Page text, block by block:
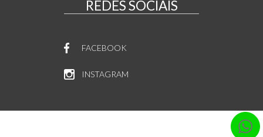
REDES SOCIAIS
FACEBOOK
INSTAGRAM